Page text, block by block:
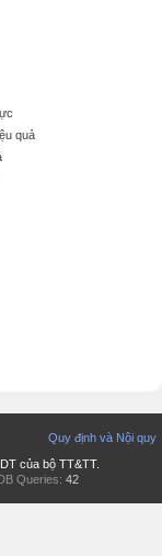
quả
Quy định và Nội quy
của bộ TT&TT.
DB Queries: 42